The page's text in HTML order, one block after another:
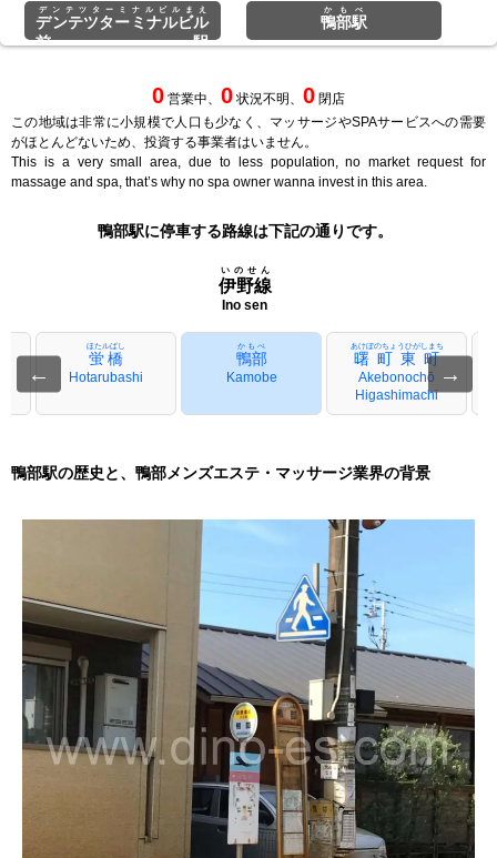
デンテツターミナルビル
前駅
デンテツターミナルビルまえ
鴨部駅
かもべ
0 営業中、 0 状況不明、 0 閉店
この地域は非常に小規模で人口も少なく、マッサージやSPAサービスへの需要
がほとんどないため、投資する事業者はいません。
This is a very small area, due to less population, no market request for
massage and spa, that’s why no spa owner wanna invest in this area.
鴨部駅に停車する路線は下記の通りです。
伊野線
いのせん
Ino sen
←
蛍橋
ほたルばし
Hotarubashi
鴨部
かもべ
Kamobe
曙町東町
あけぼのちょうひがしまち
Akebonochō
Higashimachi
→
鴨部駅の歴史と、鴨部メンズエステ・マッサージ業界の背景